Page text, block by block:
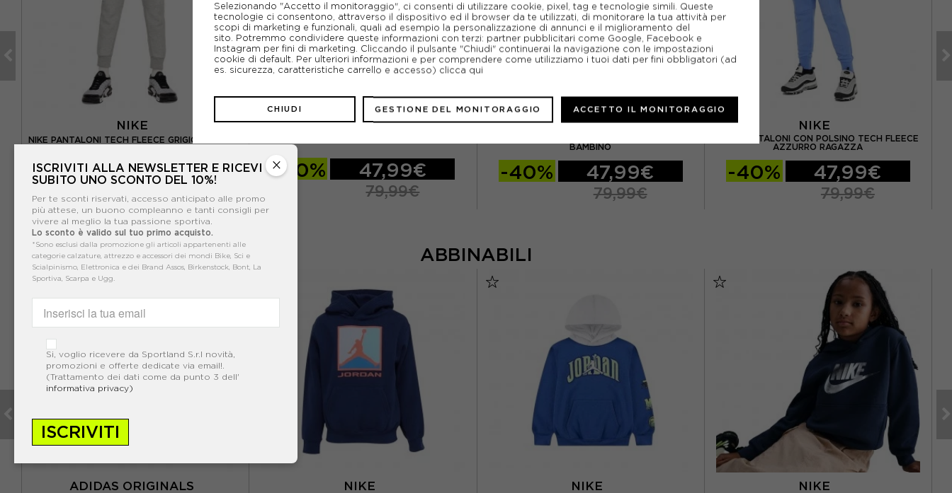
NIKE
NIKE PANTALONI TECH FLEECE GRIGIO BAMBINO
-40% 47,99€
NIKE
-40% 47,99€
79,99€
NIKE
BAMBINO
-40% 47,99€
79,99€
NIKE
NIKE PANTALONI CON POLSINO TECH FLEECE
AZZURRO RAGAZZA
-40% 47,99€
79,99€
ABBINABILI
ADIDAS ORIGINALS NIKE NIKE NIKE
×
ISCRIVITI ALLA NEWSLETTER E RICEVI
SUBITO UNO SCONTO DEL 10%!
Per te sconti riservati, accesso anticipato alle promo
più attese, un buono compleanno e tanti consigli per
vivere al meglio la tua passione sportiva.
Lo sconto è valido sul tuo primo acquisto.
*Sono esclusi dalla promozione gli articoli appartenenti alle
categorie calzature, attrezzo e accessori dei mondi Bike, Sci e
Scialpinismo, Elettronica e dei Brand Assos, Birkenstock, Bont, La
Sportiva, Scarpa e Ugg.
Si, voglio ricevere da Sportland S.r.l novità,
promozioni e offerte dedicate via email!.
(Trattamento dei dati come da punto 3 dell'
informativa privacy)
ISCRIVITI
Selezionando "Accetto il monitoraggio", ci consenti di utilizzare cookie, pixel, tag e tecnologie simili. Queste
tecnologie ci consentono, attraverso il dispositivo ed il browser da te utilizzati, di monitorare la tua attività per
scopi di marketing e funzionali, quali ad esempio la personalizzazione di annunci e il miglioramento del
sito. Potremmo condividere queste informazioni con terzi: partner pubblicitari come Google, Facebook e
Instagram per fini di marketing. Cliccando il pulsante "Chiudi" continuerai la navigazione con le impostazioni
cookie di default. Per ulteriori informazioni e per comprendere come utilizziamo i tuoi dati per fini obbligatori (ad
es. sicurezza, caratteristiche carrello e accesso) clicca qui
CHIUDI GESTIONE DEL MONITORAGGIO ACCETTO IL MONITORAGGIO